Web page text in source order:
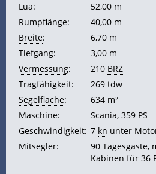
Lüa:
52,00 m
Rumpflänge:
40,00 m
Breite:
6,70 m
Tiefgang:
3,00 m
Vermessung: 210 BRZ
Tragfähigkeit: 269 tdw
Segelfläche:
634 m²
Maschine:
Scania, 359 PS
Geschwindigkeit: 7 kn unter
Mitsegler:
90 Tagesgäste,
Kabinen für 36